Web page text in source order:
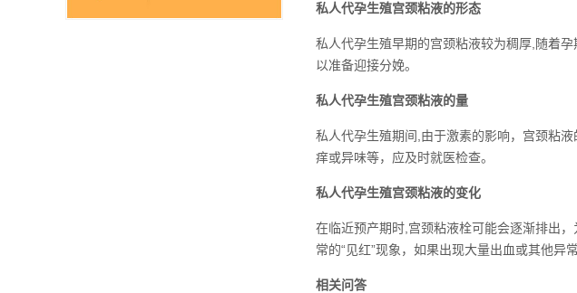
私人代孕生殖宫颈粘液的形态
私人代孕生殖早期的宫颈粘液较为稠厚,随着
以准备迎接分娩。
私人代孕生殖宫颈粘液的量
私人代孕生殖期间,由于激素的影响，宫颈粘
痒或异味等，应及时就医检查。
私人代孕生殖宫颈粘液的变化
在临近预产期时,宫颈粘液栓可能会逐渐排出
常的“见红”现象，如果出现大量出血或其他异
相关问答